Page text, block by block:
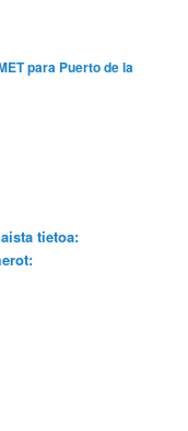
para Puerto de la
tietoa: